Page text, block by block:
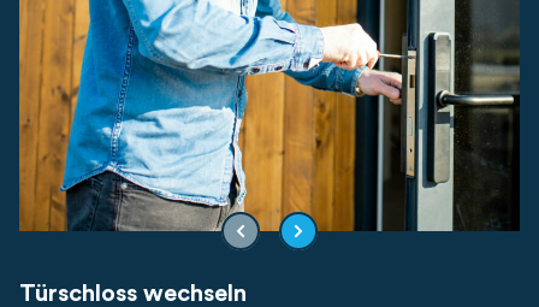
Türschloss wechseln